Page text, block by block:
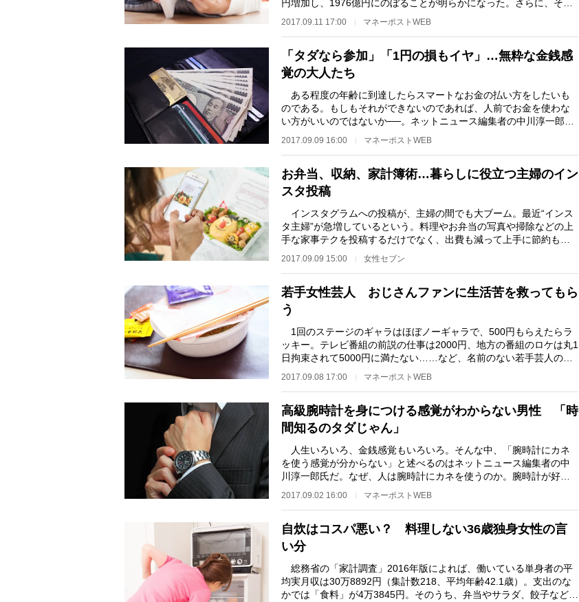
円増加し、1976億円にのぼることが明らかになった。さらに、その
2017.09.11 17:00 マネーポストWEB
「タダなら参加」「1円の損もイヤ」…無粋な金銭感
覚の大人たち
ある程度の年齢に到達したらスマートなお金の払い方をしたいも
のである。もしもそれができないのであれば、人前でお金を使わな
い方がいいのではないか──。ネットニュース編集者の中川淳一郎氏
2017.09.09 16:00 マネーポストWEB
お弁当、収納、家計簿術…暮らしに役立つ主婦のイン
スタ投稿
インスタグラムへの投稿が、主婦の間でも大ブーム。最近“インス
タ主婦”が急増しているという。料理やお弁当の写真や掃除などの上
手な家事テクを投稿するだけでなく、出費も減って上手に節約もし
ているという。中…
2017.09.09 15:00 女性セブン
若手女性芸人 おじさんファンに生活苦を救ってもら
う
1回のステージのギャラはほぼノーギャラで、500円もらえたらラ
ッキー。テレビ番組の前説の仕事は2000円、地方の番組のロケは丸1
日拘束されて5000円に満たない……など、名前のない若手芸人のギ
2017.09.08 17:00 マネーポストWEB
高級腕時計を身につける感覚がわからない男性 「時
間知るのタダじゃん」
人生いろいろ、金銭感覚もいろいろ。そんな中、「腕時計にカネ
を使う感覚が分からない」と述べるのはネットニュース編集者の中
川淳一郎氏だ。なぜ、人は腕時計にカネを使うのか。腕時計が好き
2017.09.02 16:00 マネーポストWEB
自炊はコスパ悪い？ 料理しない36歳独身女性の言
い分
総務省の「家計調査」2016年版によれば、働いている単身者の平
均実月収は30万8892円（集計数218、平均年齢42.1歳）。支出のな
かでは「食料」が4万3845円。そのうち、弁当やサラダ、餃子などの